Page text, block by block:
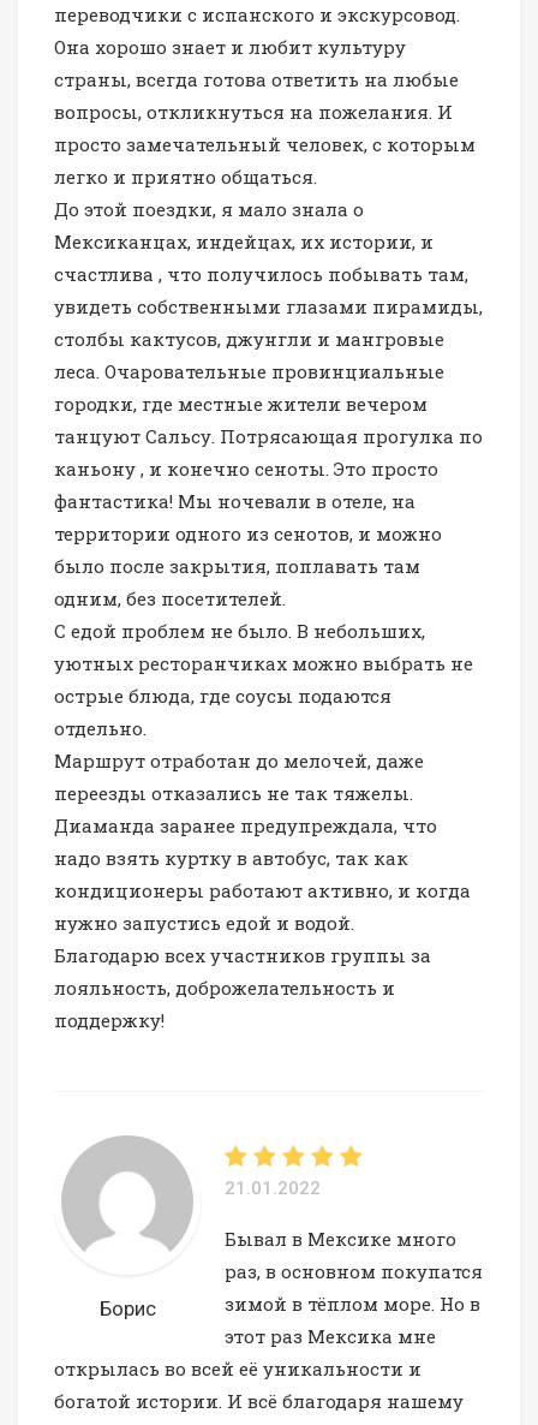
переводчики с испанского и экскурсовод.
Она хорошо знает и любит культуру
страны, всегда готова ответить на любые
вопросы, откликнуться на пожелания. И
просто замечательный человек, с которым
легко и приятно общаться.
До этой поездки, я мало знала о
Мексиканцах, индейцах, их истории, и
счастлива , что получилось побывать там,
увидеть собственными глазами пирамиды,
столбы кактусов, джунгли и мангровые
леса. Очаровательные провинциальные
городки, где местные жители вечером
танцуют Сальсу. Потрясающая прогулка по
каньону , и конечно сеноты. Это просто
фантастика! Мы ночевали в отеле, на
территории одного из сенотов, и можно
было после закрытия, поплавать там
одним, без посетителей.
С едой проблем не было. В небольших,
уютных ресторанчиках можно выбрать не
острые блюда, где соусы подаются
отдельно.
Маршрут отработан до мелочей, даже
переезды отказались не так тяжелы.
Диаманда заранее предупреждала, что
надо взять куртку в автобус, так как
кондиционеры работают активно, и когда
нужно запустись едой и водой.
Благодарю всех участников группы за
лояльность, доброжелательность и
поддержку!
Борис
21.01.2022
Бывал в Мексике много
раз, в основном покупатся
зимой в тёплом море. Но в
этот раз Мексика мне
открылась во всей её уникальности и
богатой истории. И всё благодаря нашему